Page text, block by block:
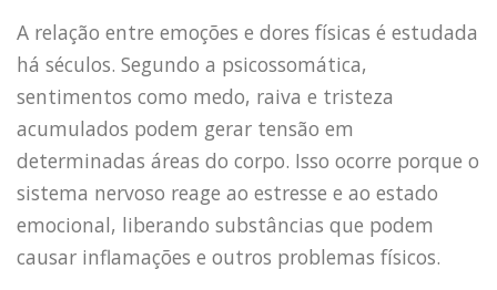
A relação entre emoções e dores físicas é estudada
há séculos. Segundo a psicossomática,
sentimentos como medo, raiva e tristeza
acumulados podem gerar tensão em
determinadas áreas do corpo. Isso ocorre porque o
sistema nervoso reage ao estresse e ao estado
emocional, liberando substâncias que podem
causar inflamações e outros problemas físicos.